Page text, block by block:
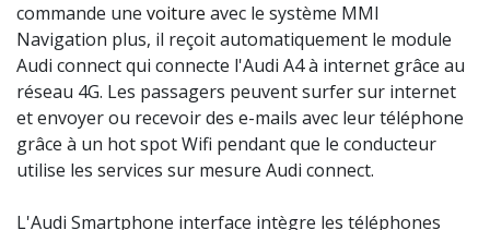
commande une voiture avec le système MMI
Navigation plus, il reçoit automatiquement le module
Audi connect qui connecte l'Audi A4 à internet grâce au
réseau 4G. Les passagers peuvent surfer sur internet
et envoyer ou recevoir des e-mails avec leur téléphone
grâce à un hot spot Wifi pendant que le conducteur
utilise les services sur mesure Audi connect.
L'Audi Smartphone interface intègre les téléphones